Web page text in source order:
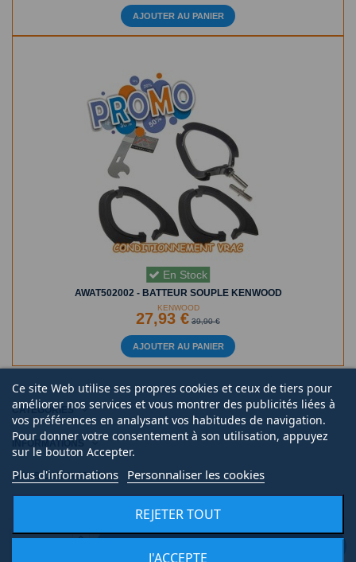
AJOUTER AU PANIER
En Stock
AWAT502002 - BATTEUR SOUPLE KENWOOD
KENWOOD
27,93 € 39,90 €
AJOUTER AU PANIER
CATÉGORIES
INFORMATIONS
NOUS CONTACTER
Ce site Web utilise ses propres cookies et ceux de tiers pour
améliorer nos services et vous montrer des publicités liées à
vos préférences en analysant vos habitudes de navigation.
Pour donner votre consentement à son utilisation, appuyez
sur le bouton Accepter.
Plus d'informations Personnaliser les cookies
REJETER TOUT
J'ACCEPTE